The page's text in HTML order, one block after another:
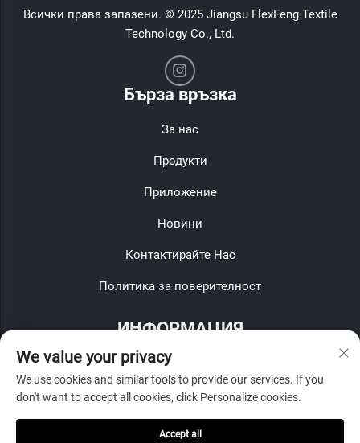
Всички права запазени. © 2025 Jiangsu FlexFeng Textile
Technology Co., Ltd.
Бърза връзка
За нас
Продукти
Приложение
Новини
Контактирайте Нас
Политика за поверителност
ИНФОРМАЦИЯ
Запишете се, за да получавате нашия седмичен бюлетин
We value your privacy
We use cookies and similar tools to provide our services. If you
don't want to accept all cookies, click Personalize cookies.
Accept all